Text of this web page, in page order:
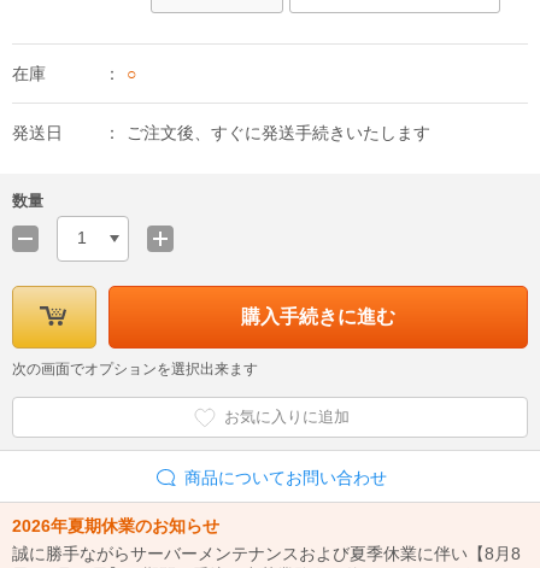
在庫 ○
発送日 ご注文後、すぐに発送手続きいたします
数量
1
購入手続きに進む
次の画面でオプションを選択出来ます
お気に入りに追加
商品についてお問い合わせ
2026年夏期休業のお知らせ
誠に勝手ながらサーバーメンテナンスおよび夏季休業に伴い【8月8